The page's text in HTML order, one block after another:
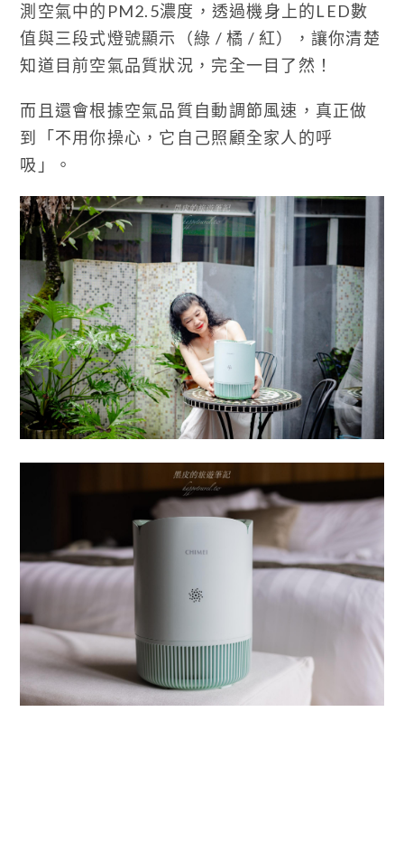
測空氣中的PM2.5濃度，透過機身上的LED數
值與三段式燈號顯示（綠 / 橘 / 紅），讓你清楚
知道目前空氣品質狀況，完全一目了然！
而且還會根據空氣品質自動調節風速，真正做
到「不用你操心，它自己照顧全家人的呼
吸」。